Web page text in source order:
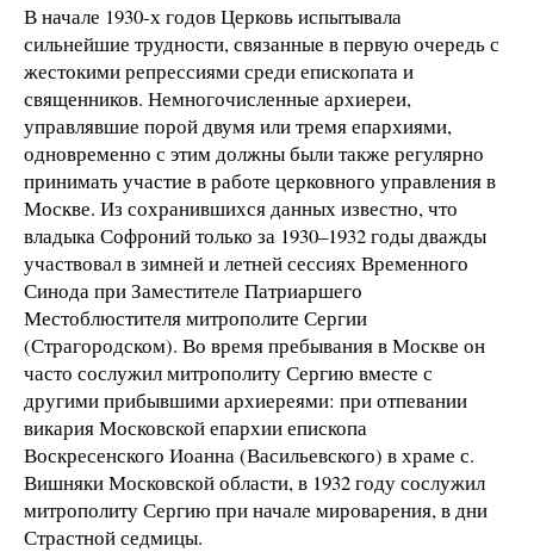
В начале 1930-х годов Церковь испытывала
сильнейшие трудности, связанные в первую очередь с
жестокими репрессиями среди епископата и
священников. Немногочисленные архиереи,
управлявшие порой двумя или тремя епархиями,
одновременно с этим должны были также регулярно
принимать участие в работе церковного управления в
Москве. Из сохранившихся данных известно, что
владыка Софроний только за 1930–1932 годы дважды
участвовал в зимней и летней сессиях Временного
Синода при Заместителе Патриаршего
Местоблюстителя митрополите Сергии
(Страгородском). Во время пребывания в Москве он
часто сослужил митрополиту Сергию вместе с
другими прибывшими архиереями: при отпевании
викария Московской епархии епископа
Воскресенского Иоанна (Васильевского) в храме с.
Вишняки Московской области, в 1932 году сослужил
митрополиту Сергию при начале мироварения, в дни
Страстной седмицы.